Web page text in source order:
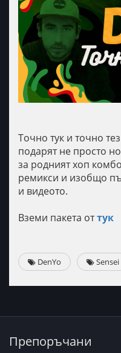
Точно тук и точно
подарят не просто
за родният хоп
ремикси и изобщо
и видеото.
Вземи пакета оттук
DenYo Sensei
Препоръчани